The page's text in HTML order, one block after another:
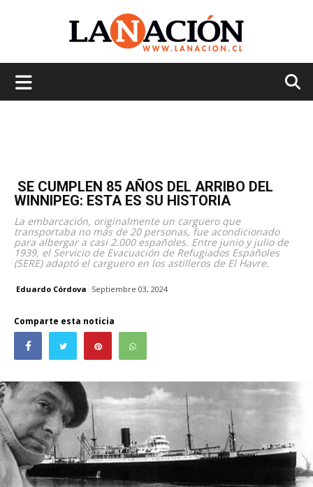
SE CUMPLEN 85 AÑOS DEL ARRIBO DEL
WINNIPEG: ESTA ES SU HISTORIA
La embarcación, originalmente un carguero que
transportaba no más de 20 personas, fue acondicionado
para albergar a casi 2.000 españoles. Entre junio y julio de
1939, el Servicio de Evacuación de Refugiados Españoles
(SERE) adaptó el carguero en los astilleros de El Havre.
Eduardo Córdova Septiembre 03, 2024
Comparte esta noticia